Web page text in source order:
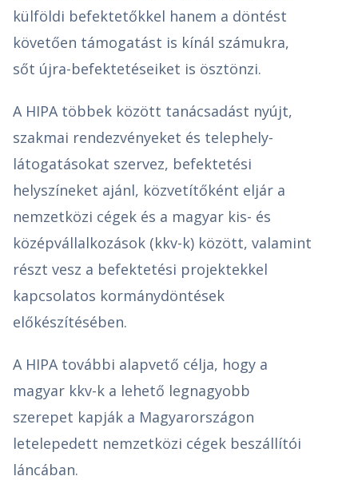
külföldi befektetőkkel hanem a döntést
követően támogatást is kínál számukra,
sőt újra-befektetéseiket is ösztönzi.
A HIPA többek között tanácsadást nyújt,
szakmai rendezvényeket és telephely-
látogatásokat szervez, befektetési
helyszíneket ajánl, közvetítőként eljár a
nemzetközi cégek és a magyar kis- és
középvállalkozások (kkv-k) között, valamint
részt vesz a befektetési projektekkel
kapcsolatos kormánydöntések
előkészítésében.
A HIPA további alapvető célja, hogy a
magyar kkv-k a lehető legnagyobb
szerepet kapják a Magyarországon
letelepedett nemzetközi cégek beszállítói
láncában.